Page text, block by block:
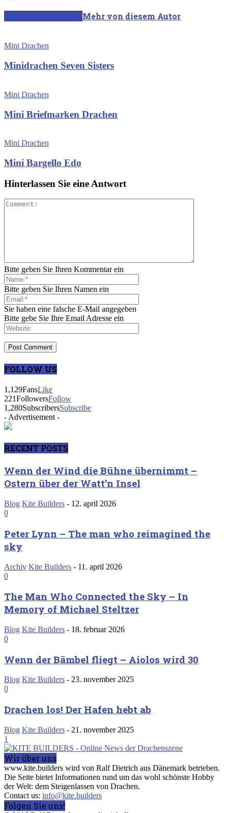
Mehr von diesem Autor
Mini Drachen
Minidrachen Seven Sisters
Mini Drachen
Mini Briefmarken Drachen
Mini Drachen
Mini Bargello Edo
Hinterlassen Sie eine Antwort
Bitte geben Sie Ihren Kommentar ein
Bitte geben Sie Ihren Namen ein
Sie haben eine falsche E-Mail angegeben
Bitte gebe Sie Ihre Email Adresse ein
FOLLOW US
1,129FansLike
221FollowersFollow
1,280SubscribersSubscribe
- Advertisement -
RECENT POSTS
Wenn der Wind die Bühne übernimmt –
Ostern über der Watt’n Insel
Blog Kite Builders - 12. april 2026
0
Peter Lynn – The man who reimagined the
sky
Archiv Kite Builders - 11. april 2026
0
The Man Who Connected the Sky – In
Memory of Michael Steltzer
Blog Kite Builders - 18. februar 2026
0
Wenn der Bämbel fliegt – Aiolos wird 30
Blog Kite Builders - 23. november 2025
0
Drachen los! Der Hafen hebt ab
Blog Kite Builders - 21. november 2025
1
Wir über uns
www.kite.builders wird von Ralf Dietrich aus Dänemark betrieben.
Die Seite bietet Informationen rund um das wohl schönste Hobby
der Welt: dem Steigenlassen von Drachen.
Contact us: info@kite.builders
Folgen Sie uns!